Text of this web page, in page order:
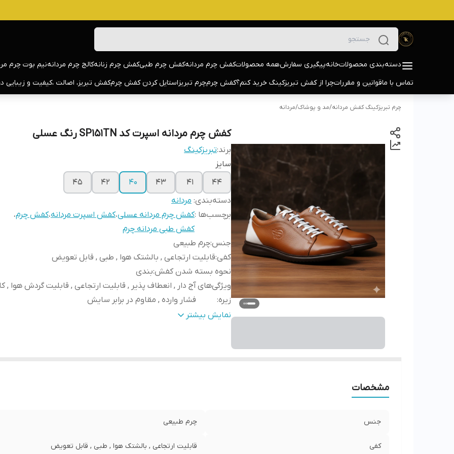
دسته‌بندی محصولاتخانهپیگیری سفارشهمه محصولاتکفش چرم مردانهکفش چرم طبیکفش چرم زنانهکالج چرم مردانهنیم بوت چرم
تماس با ماقوانین و مقرراتچرا از کفش تبریزکینگ خرید کنم؟کفش چرمچرم تبریزاستایل کردن کفش چرمکفش تبریز، اصالت ،کیفیت و زیبایی
چرم تبریزکینگ کفش مردانه/مد و پوشاک/مردانه
کفش چرم مردانه اسپرت کد SP151TN رنگ عسلی
برند:تبریزکینگ
سایز
44
41
43
40
42
45
دسته‌بندی: مردانه
برچسب‌ها :کفش چرم مردانه عسلی،کفش اسپرت مردانه،کفش چرم،
کفش طبی مردانه چرم
جنس:چرم طبیعی
کفی:قابلیت ارتجاعی , بالشتک هوا , طبی , قابل تعویض
نحوه بسته شدن کفش:بندی
ویژگی‌های
زیره:
آج دار , انعطاف پذیر , قابلیت ارتجاعی , قابلیت گردش هوا
فشار وارده , مقاوم در برابر سایش
جزئیات ظاهری شیک و بروز با استایل اسپرت و نیمه رسمی مناسبنمایش بیشتر
مشخصات
جنس چرم طبیعی
کفی قابلیت ارتجاعی , بالشتک هوا , طبی , قابل تعویض